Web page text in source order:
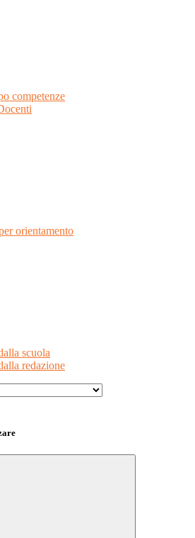
competenze
orientamento
scuola
redazione